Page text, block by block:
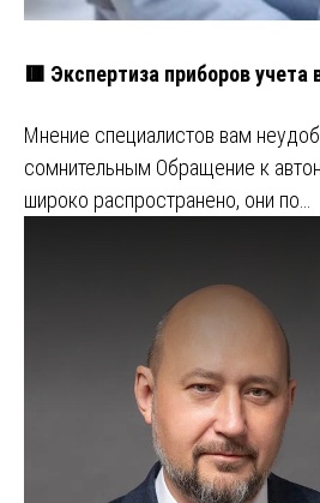
🟥 Экспертиза приборов учета
Мнение специалистов вам
сомнительным Обращение к
широко распространено, они по…